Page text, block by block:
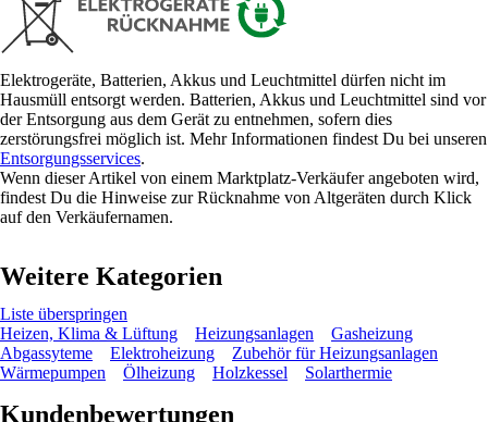
Elektrogeräte, Batterien, Akkus und Leuchtmittel dürfen nicht im
Hausmüll entsorgt werden. Batterien, Akkus und Leuchtmittel sind vor
der Entsorgung aus dem Gerät zu entnehmen, sofern dies
zerstörungsfrei möglich ist. Mehr Informationen findest Du bei unseren
Entsorgungsservices.
Wenn dieser Artikel von einem Marktplatz-Verkäufer angeboten wird,
findest Du die Hinweise zur Rücknahme von Altgeräten durch Klick
auf den Verkäufernamen.
Weitere Kategorien
Liste überspringen
Heizen, Klima & Lüftung
Heizungsanlagen
Gasheizung
Abgassyteme
Elektroheizung
Zubehör für Heizungsanlagen
Wärmepumpen
Ölheizung Holzkessel Solarthermie
Kundenbewertungen